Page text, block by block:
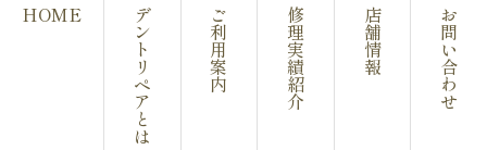
HOME デ
ン
ト
リ
ペ
ア
と
は
ご
利
用
案
内
修
理
実
績
紹
介
店
舗
情
報
お
問
い
合
わ
せ